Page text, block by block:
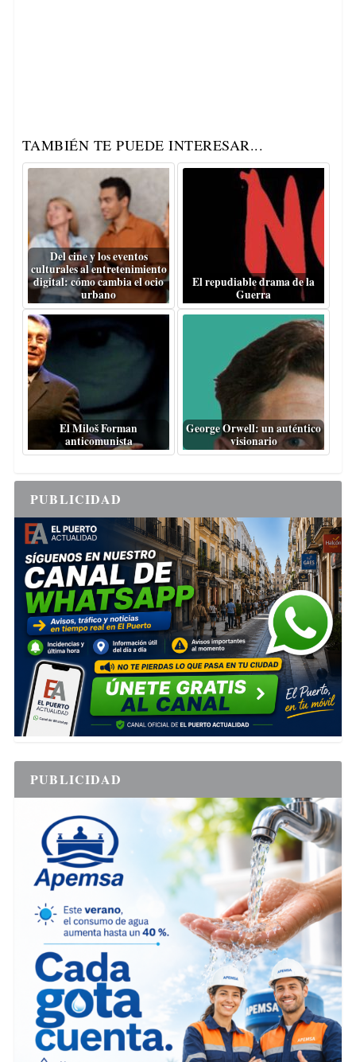
TAMBIÉN TE PUEDE INTERESAR...
Del cine y los eventos
culturales al entretenimiento
digital: cómo cambia el ocio
urbano
El repudiable drama de la
Guerra
El Miloš Forman
anticomunista
George Orwell: un auténtico
visionario
PUBLICIDAD
PUBLICIDAD